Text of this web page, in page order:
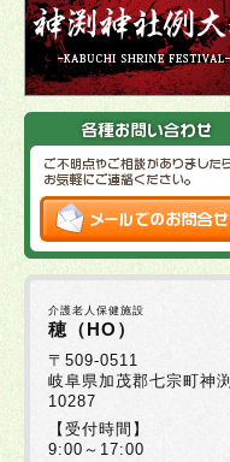
介護老人保健施設
穂（HO）
〒509-0511
岐阜県加茂郡七宗町神渕
10287
【受付時間】
9:00～17:00